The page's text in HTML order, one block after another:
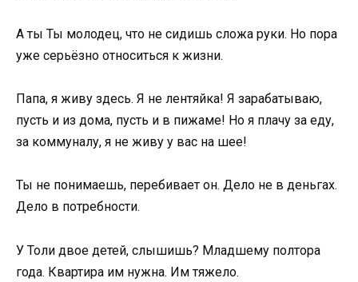
А ты Ты молодец, что не сидишь сложа руки. Но пора
уже серьёзно относиться к жизни.
Папа, я живу здесь. Я не лентяйка! Я зарабатываю,
пусть и из дома, пусть и в пижаме! Но я плачу за еду,
за коммуналу, я не живу у вас на шее!
Ты не понимаешь, перебивает он. Дело не в деньгах.
Дело в потребности.
У Толи двое детей, слышишь? Младшему полтора
года. Квартира им нужна. Им тяжело.